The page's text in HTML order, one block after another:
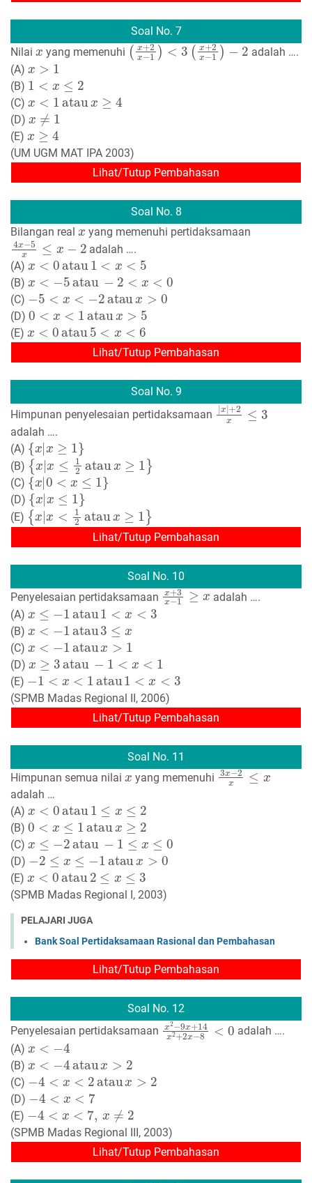
Soal No. 7
Nilai
x
yang memenuhi
(x+2x−1)
<3(x+2x−1)−2
adalah ….
(A)
x > 1
(B)
1 <x ≤2
(C)
x 1 atau x≥
(D)
x 1
(E)
x≥4
(UM UGM MAT IPA 2003)
Lihat/Tutup Pembahasan
Soal No. 8
Bilangan real
x
yang memenuhi pertidaksamaan
4x−5x≤x−2
adalah ….
(A)
0atau 1< x<5
(B)
x − 5atau−2 x <0
(C)
− 5< − 2atau >0
(D)
0 <x <1atau >5
(E)
x< 0 atau 5< x<6
Lihat/Tutup Pembahasan
Soal No. 9
Himpunan penyelesaian pertidaksamaan
|x|+2x≤3
adalah ….
(A)
{x|x ≥1
(B)
{x|x≤ 12 atau
(C)
{x|0< x≤ 1}
(D)
{x|x≤ 1}
(E)
{x|x< 12 atau
Lihat/Tutup Pembahasan
Soal No. 10
Penyelesaian pertidaksamaan
x+3x−1≥x
adalah ….
(A)
x ≤−1atau1<x<3
(B)
x <− atau3≤x
(C)
x − ataux>1
(D)
x ≥3 atau−1<x<1
(E)
− 1< x< 1atau <x <3
(SPMB Madas Regional II, 2006)
Lihat/Tutup Pembahasan
Soal No. 11
Himpunan semua nilai
x
yang memenuhi
3x−2x≤x
adalah …
(A)
x<0atau x 2
(B)
0 x ≤1ataux≥2
(C)
x − 2atau−1≤x≤0
(D)
− 2≤ ≤ − 1atau >0
(E)
<0 atau 2≤ x≤3
(SPMB Madas Regional I, 2003)
PELAJARI JUGA
Bank Soal Pertidaksamaan Rasional dan Pembahasan
Lihat/Tutup Pembahasan
Soal No. 12
Penyelesaian pertidaksamaan
x2−9x+14x2+2x−8<0
adalah ….
(A)
x
(B)
x − ataux
(C)
− 4< 2 ataux> 2
(D)
4< x<7
(E)
4< x< 7 ≠ 2
(SPMB Madas Regional III, 2003)
Lihat/Tutup Pembahasan